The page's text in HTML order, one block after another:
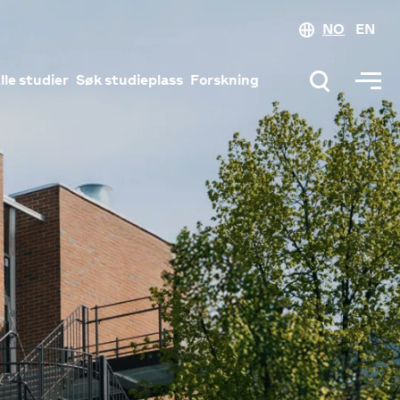
NO EN
studier Søk studieplass Forskning